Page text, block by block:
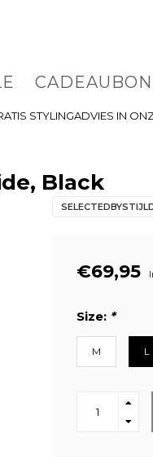
CADEAUBON
STYLINGADVIES IN
Black
€69,95
Size: *
M L